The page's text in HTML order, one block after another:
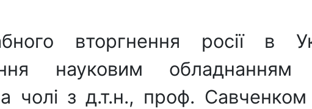
вторгнення росії в
науковим обладнанням
чолі з д.т.н., проф.